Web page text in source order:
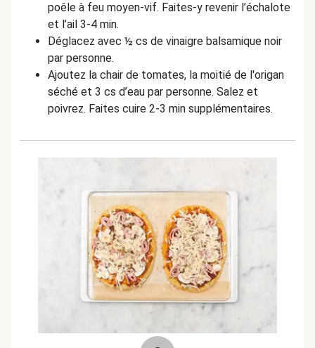
poêle à feu moyen-vif. Faites-y revenir l’échalote
et l’ail 3-4 min.
Déglacez avec ½ cs de vinaigre balsamique noir
par personne.
Ajoutez la chair de tomates, la moitié de l'origan
séché et 3 cs d’eau par personne. Salez et
poivrez. Faites cuire 2-3 min supplémentaires.